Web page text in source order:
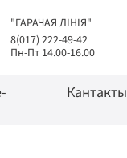
"ГАРАЧАЯ ЛІНІЯ"
8(017) 222-49-42
Пн-Пт 14.00-16.00
Кантакты